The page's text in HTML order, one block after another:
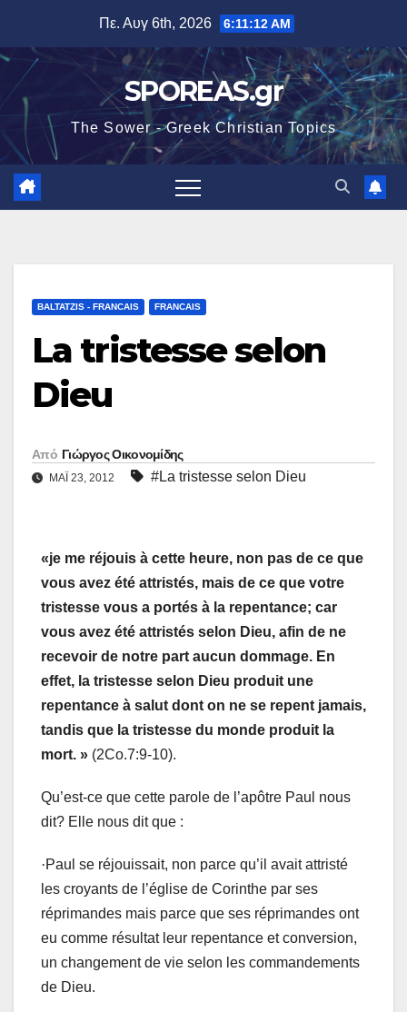
περιεχόμενο
Πε. Αυγ 6th, 2026 6:11:13 AM
SPOREAS.gr
The Sower - Greek Christian Topics
BALTATZIS - FRANCAIS FRANCAIS
La tristesse selon
Dieu
Από Γιώργος Οικονομίδης
ΜΑΪ́ 23, 2012 #La tristesse selon Dieu
«je me réjouis à cette heure, non pas de ce que
vous avez été attristés, mais de ce que votre
tristesse vous a portés à la repentance; car
vous avez été attristés selon Dieu, afin de ne
recevoir de notre part aucun dommage. En
effet, la tristesse selon Dieu produit une
repentance à salut dont on ne se repent jamais,
tandis que la tristesse du monde produit la
mort. » (2Co.7:9-10).
Qu’est-ce que cette parole de l’apôtre Paul nous
dit? Elle nous dit que :
·Paul se réjouissait, non parce qu’il avait attristé
les croyants de l’église de Corinthe par ses
réprimandes mais parce que ses réprimandes ont
eu comme résultat leur repentance et conversion,
un changement de vie selon les commandements
de Dieu.